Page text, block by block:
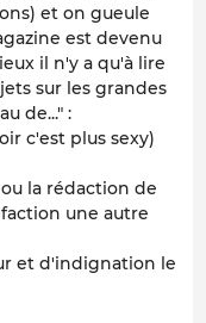
et on gueule
est devenu
il n'y a qu'à lire
sur les grandes
de..." :
c'est plus sexy)
la rédaction de
une autre
et d'indignation le